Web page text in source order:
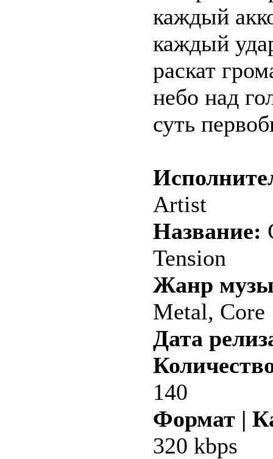
каждый
каждый
раскат
небо над
суть
Artist
Название:
Tension
Жанр
Metal, Core
Дата
140
Формат |
320 kbps